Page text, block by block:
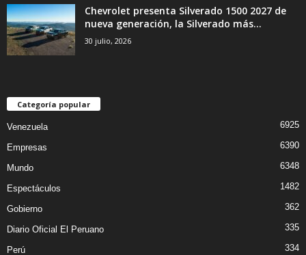
Chevrolet presenta Silverado 1500 2027 de
nueva generación, la Silverado más...
30 julio, 2026
Categoría popular
Venezuela 6925
Empresas 6390
Mundo 6348
Espectáculos 1482
Gobierno 362
Diario Oficial El Peruano 335
Perú 334